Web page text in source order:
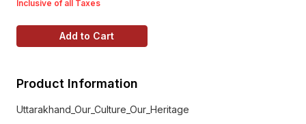
Inclusive of all Taxes
Add to Cart
Product Information
Uttarakhand_Our_Culture_Our_Heritage